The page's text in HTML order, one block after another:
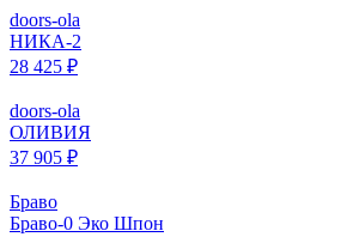
doors-ola
НИКА-2
28 425 ₽
doors-ola
ОЛИВИЯ
37 905 ₽
Браво
Браво-0 Эко Шпон